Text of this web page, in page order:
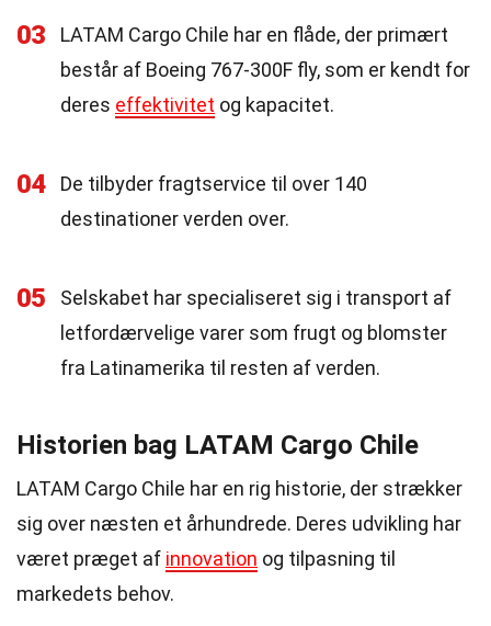
03
LATAM Cargo Chile har en flåde, der primært
består af Boeing 767-300F fly, som er kendt for
deres effektivitet og kapacitet.
04
De tilbyder fragtservice til over 140
destinationer verden over.
05
Selskabet har specialiseret sig i transport af
letfordærvelige varer som frugt og blomster
fra Latinamerika til resten af verden.
Historien bag LATAM Cargo Chile
LATAM Cargo Chile har en rig historie, der strækker
sig over næsten et århundrede. Deres udvikling har
været præget af innovation og tilpasning til
markedets behov.